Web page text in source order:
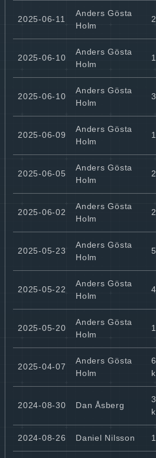
2025-06-11
Anders Gösta
Holm
2025-06-10
Anders Gösta
Holm
2025-06-10
Anders Gösta
Holm
2025-06-09
Anders Gösta
Holm
2025-06-05
Anders Gösta
Holm
2025-06-02
Anders Gösta
Holm
2025-05-23
Anders Gösta
Holm
2025-05-22
Anders Gösta
Holm
2025-05-20
Anders Gösta
Holm
2025-04-07
Anders Gösta
Holm
2024-08-30 Dan Åsberg
2024-08-26 Daniel Nilsson